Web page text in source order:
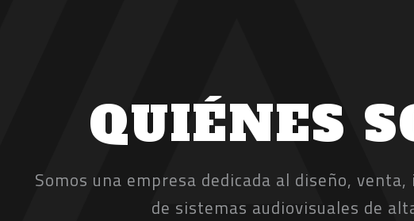
QUIÉNES
Somos una empresa dedicada al diseño,
de sistemas audiovisuales de